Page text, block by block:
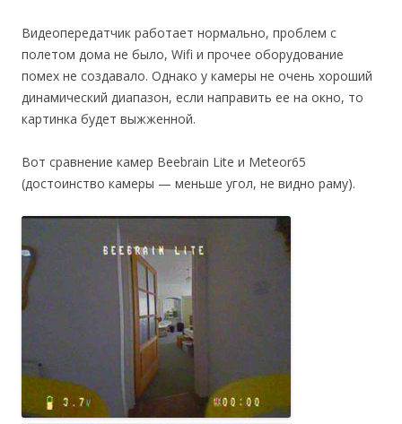
Видеопередатчик работает нормально, проблем с
полетом дома не было, Wifi и прочее оборудование
помех не создавало. Однако у камеры не очень хороший
динамический диапазон, если направить ее на окно, то
картинка будет выжженной.
Вот сравнение камер Beebrain Lite и Meteor65
(достоинство камеры — меньше угол, не видно раму).